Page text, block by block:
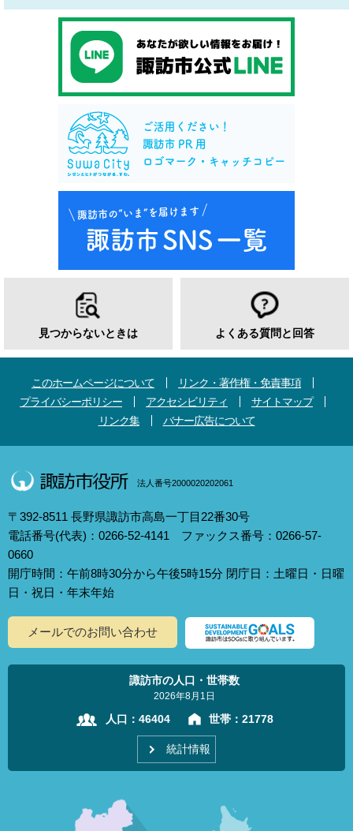
見つからないときは よくある質問と回答
このホームページについて
リンク・著作権・免責事項
プライバシーポリシー
アクセシビリティ
サイトマップ
リンク集
バナー広告について
法人番号2000020202061
〒392-8511 長野県諏訪市高島一丁目22番30号
電話番号(代表)：0266-52-4141 ファックス番号：0266-57-
0660
開庁時間：午前8時30分から午後5時15分 閉庁日：土曜日・日曜
日・祝日・年末年始
メールでのお問い合わせ
諏訪市の人口・世帯数
2026年8月1日
人口： 46404 世帯： 21778
統計情報